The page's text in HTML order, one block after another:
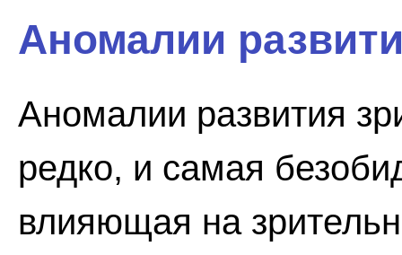
Аномалии
Аномалии развития
редко, и самая
влияющая на